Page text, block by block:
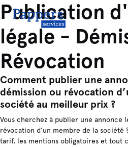
Publication
légale -
Révocation
Comment publier une
démission ou révocation
société au meilleur prix ?
Vous cherchez à publier une annonce
révocation d’un membre de la société
tarif, les mentions obligatoires et tout